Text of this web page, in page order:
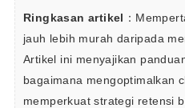
Ringkasan artikel ：
jauh lebih murah daripada
Artikel ini menyajikan
bagaimana mengoptimalkan
memperkuat strategi retensi